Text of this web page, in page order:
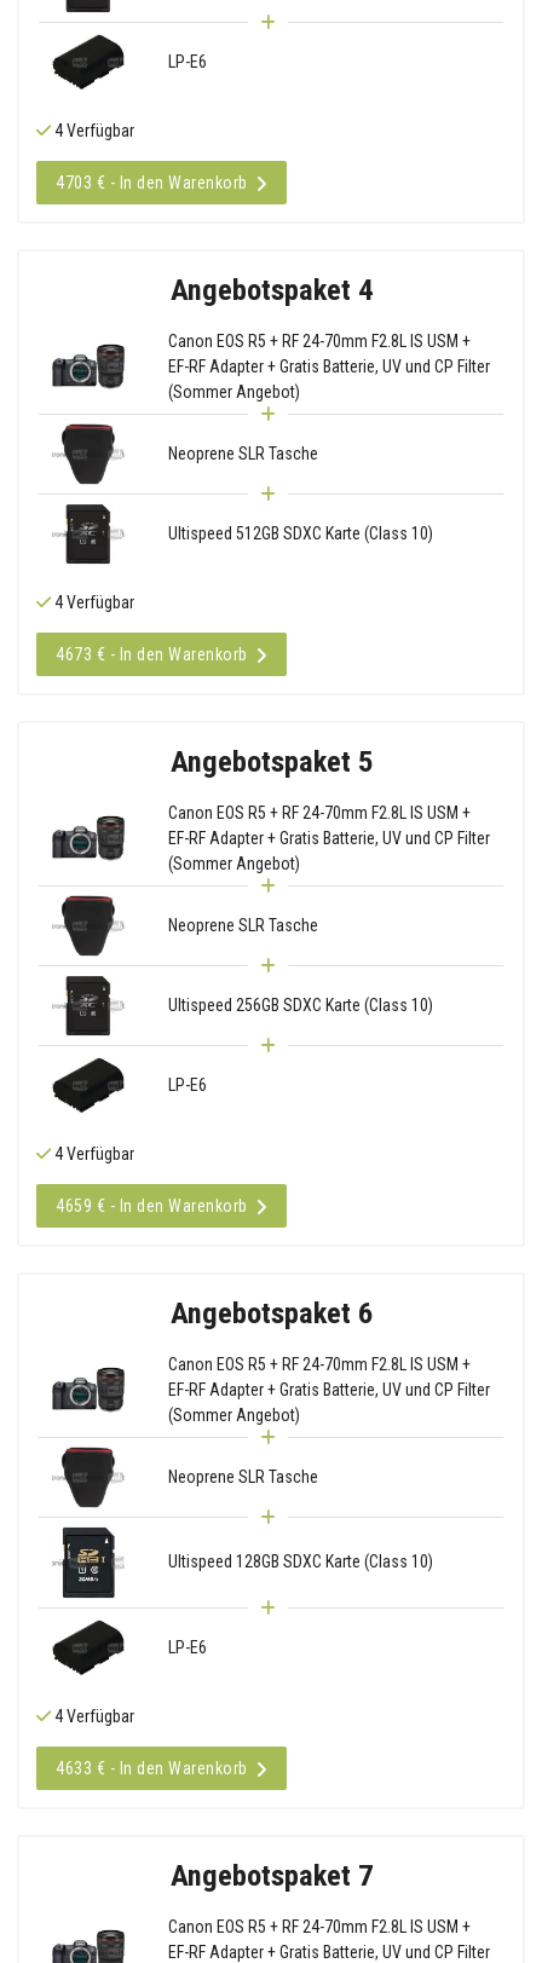
LP-E6
4 Verfügbar
4703 € - In den Warenkorb
Angebotspaket 4
Canon EOS R5 + RF 24-70mm F2.8L IS USM +
EF-RF Adapter + Gratis Batterie, UV und CP Filter
(Sommer Angebot)
Neoprene SLR Tasche
Ultispeed 512GB SDXC Karte (Class 10)
4 Verfügbar
4673 € - In den Warenkorb
Angebotspaket 5
Canon EOS R5 + RF 24-70mm F2.8L IS USM +
EF-RF Adapter + Gratis Batterie, UV und CP Filter
(Sommer Angebot)
Neoprene SLR Tasche
Ultispeed 256GB SDXC Karte (Class 10)
LP-E6
4 Verfügbar
4659 € - In den Warenkorb
Angebotspaket 6
Canon EOS R5 + RF 24-70mm F2.8L IS USM +
EF-RF Adapter + Gratis Batterie, UV und CP Filter
(Sommer Angebot)
Neoprene SLR Tasche
Ultispeed 128GB SDXC Karte (Class 10)
LP-E6
4 Verfügbar
4633 € - In den Warenkorb
Angebotspaket 7
Canon EOS R5 + RF 24-70mm F2.8L IS USM +
EF-RF Adapter + Gratis Batterie, UV und CP Filter